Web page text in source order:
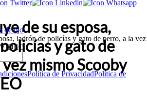
ladrón de policías y gato de perro, a la vez
Política de PrivacidadPolítica de
de su esposa,
y gato de
mismo Scooby